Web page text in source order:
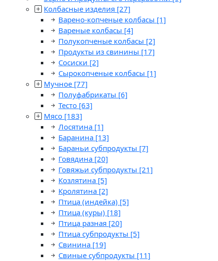
Колбасные изделия [27]
Варено-копченые колбасы [1]
Вареные колбасы [4]
Полукопченые колбасы [2]
Продукты из свинины [17]
Сосиски [2]
Сырокопченые колбасы [1]
Мучное [77]
Полуфабрикаты [6]
Тесто [63]
Мясо [183]
Лосятина [1]
Баранина [13]
Бараньи субпродукты [7]
Говядина [20]
Говяжьи субпродукты [21]
Козлятина [5]
Кролятина [2]
Птица (индейка) [5]
Птица (куры) [18]
Птица разная [20]
Птица субпродукты [5]
Свинина [19]
Свиные субпродукты [11]